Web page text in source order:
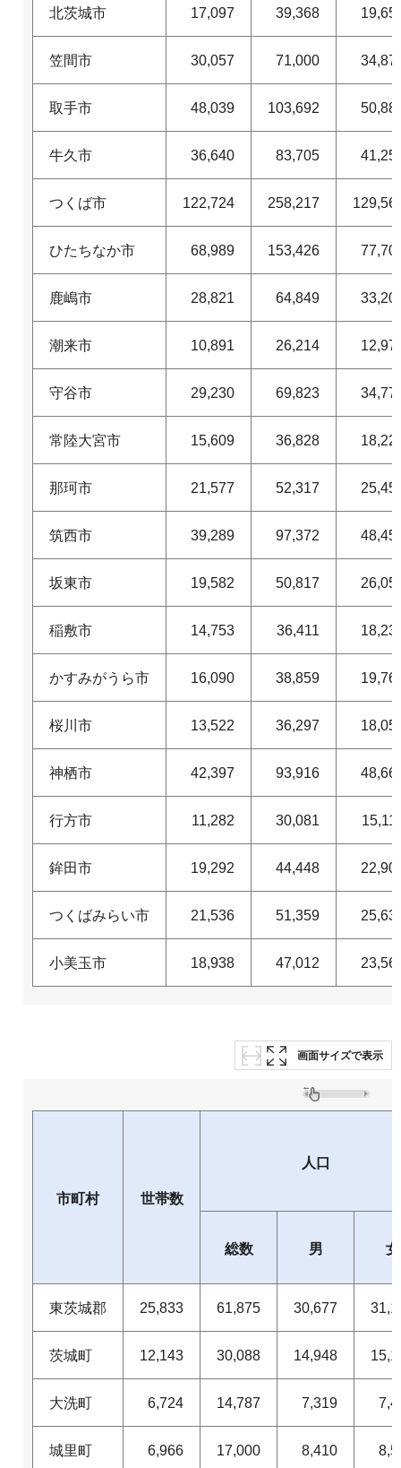
北茨城市 17,097 39,368
笠間市 30,057 71,000
取手市 48,039 103,692
牛久市 36,640 83,705
つくば市 122,724 258,217
ひたちなか市 68,989 153,426
鹿嶋市 28,821 64,849
潮来市 10,891 26,214
守谷市 29,230 69,823
常陸大宮市 15,609 36,828
那珂市 21,577 52,317
筑西市 39,289 97,372
坂東市 19,582 50,817
稲敷市 14,753 36,411
かすみがうら市 16,090 38,859
桜川市 13,522 36,297
神栖市 42,397 93,916
行方市 11,282 30,081
鉾田市 19,292 44,448
つくばみらい市 21,536 51,359
小美玉市 18,938 47,012
画面サイズで表示
市町村 世帯数
人口
総数 男 女
東茨城郡 25,833 61,875 30,677
茨城町 12,143 30,088 14,948
大洗町 6,724 14,787 7,319
城里町 6,966 17,000 8,410